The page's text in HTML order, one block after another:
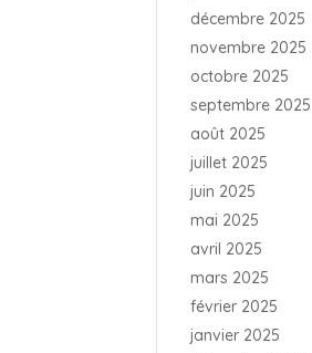
décembre 2025
novembre 2025
octobre 2025
septembre 2025
août 2025
juillet 2025
juin 2025
mai 2025
avril 2025
mars 2025
février 2025
janvier 2025